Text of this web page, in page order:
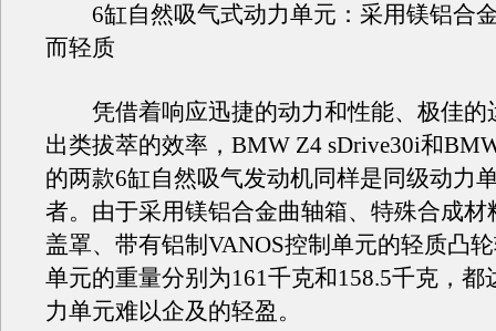
6缸自然吸气式动力单元：采用镁铝合
而轻质
凭借着响应迅捷的动力和性能、极佳的
出类拔萃的效率，BMW Z4 sDrive30i和
的两款6缸自然吸气发动机同样是同级动力
者。由于采用镁铝合金曲轴箱、特殊合成材
盖罩、带有铝制VANOS控制单元的轻质凸
单元的重量分别为161千克和158.5千克，都
力单元难以企及的轻盈。